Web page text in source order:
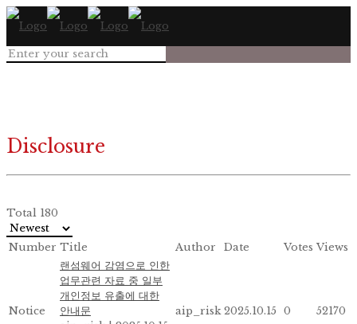
Disclosure
Total 180
Number Title Author Date Votes Views
Notice
랜섬웨어 감염으로 인한
업무관련 자료 중 일부
개인정보 유출에 대한
안내문
aip_risk 2025.10.15 0 52170